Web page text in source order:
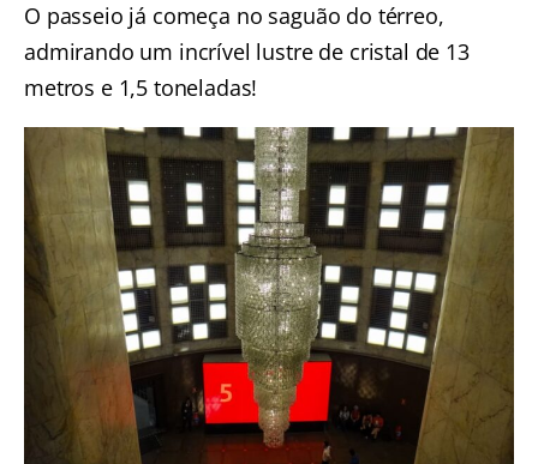
O passeio já começa no saguão do térreo,
admirando um incrível lustre de cristal de 13
metros e 1,5 toneladas!